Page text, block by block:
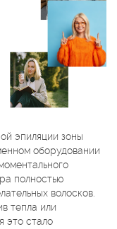
эпиляции зоны
оборудовании
полностью
волосков.
тепла или
это стало